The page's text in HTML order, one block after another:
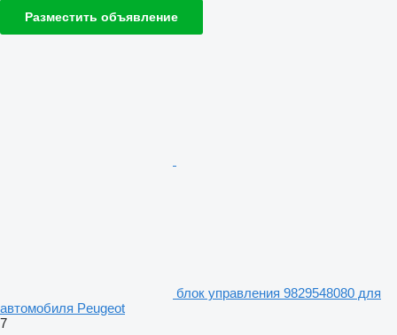
Разместить объявление
блок управления 9829548080 для
автомобиля Peugeot
7